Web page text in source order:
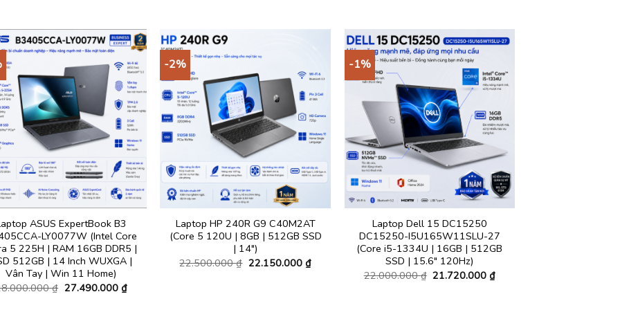
ASUS ExpertBook B3
LY0077W (Intel Core
5 225H | RAM 16GB DDR5 |
512GB | 14 Inch WUXGA |
Vân Tay | Win 11 Home)
₫ Giá
27.490.000 ₫Giá
hiện
-2%
Laptop HP 240R G9 C40M2AT
(Core 5 120U | 8GB | 512GB SSD
| 14″)
22.500.000₫ Giá
22.150.000 ₫Giá
hiện
-1%
Laptop Dell 15 DC15250
DC15250-I5U165W11SLU-27
(Core i5-1334U | 16GB | 512GB
SSD | 15.6″ 120Hz)
22.000.000₫ Giá
21.720.000 ₫Giá